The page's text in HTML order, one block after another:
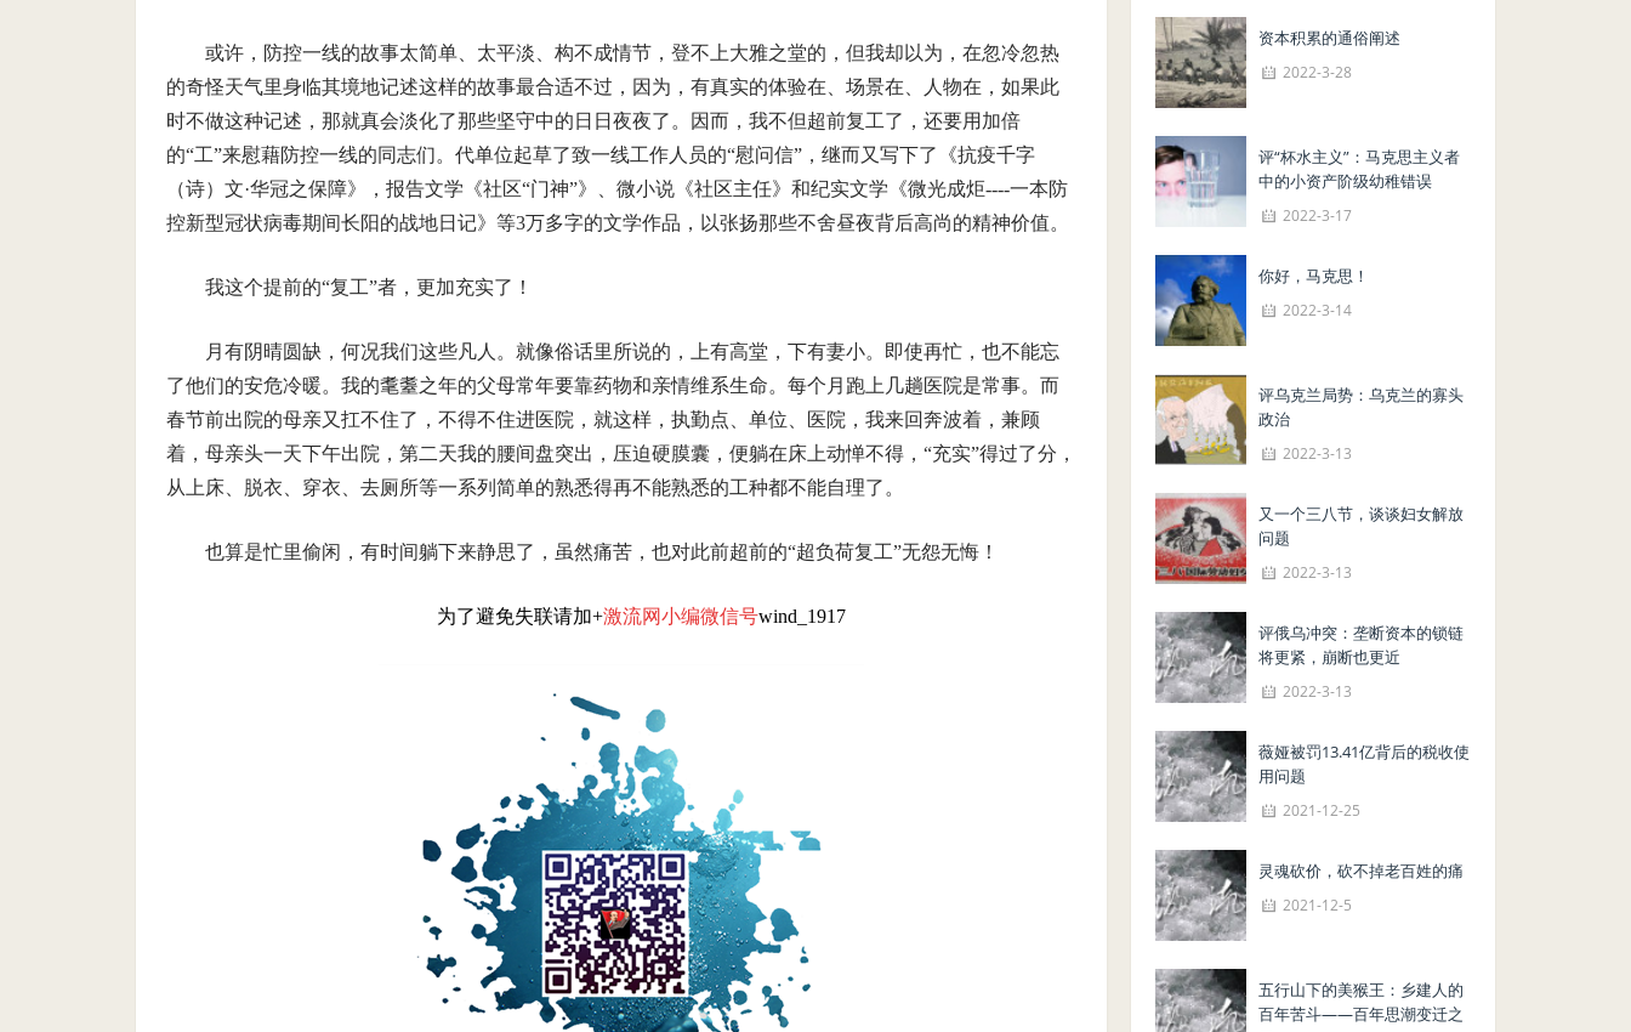
或许，防控一线的故事太简单、太平淡、构不成情节，登不上大雅之堂的，但我却以为，在忽冷忽热
的奇怪天气里身临其境地记述这样的故事最合适不过，因为，有真实的体验在、场景在、人物在，如果此
时不做这种记述，那就真会淡化了那些坚守中的日日夜夜了。因而，我不但超前复工了，还要用加倍
的“工”来慰藉防控一线的同志们。代单位起草了致一线工作人员的“慰问信”，继而又写下了《抗疫千字
（诗）文·华冠之保障》，报告文学《社区“门神”》、微小说《社区主任》和纪实文学《微光成炬----一本防
控新型冠状病毒期间长阳的战地日记》等3万多字的文学作品，以张扬那些不舍昼夜背后高尚的精神价值。
我这个提前的“复工”者，更加充实了！
月有阴晴圆缺，何况我们这些凡人。就像俗话里所说的，上有高堂，下有妻小。即使再忙，也不能忘
了他们的安危冷暖。我的耄耋之年的父母常年要靠药物和亲情维系生命。每个月跑上几趟医院是常事。而
春节前出院的母亲又扛不住了，不得不住进医院，就这样，执勤点、单位、医院，我来回奔波着，兼顾
着，母亲头一天下午出院，第二天我的腰间盘突出，压迫硬膜囊，便躺在床上动惮不得，“充实”得过了分，
从上床、脱衣、穿衣、去厕所等一系列简单的熟悉得再不能熟悉的工种都不能自理了。
也算是忙里偷闲，有时间躺下来静思了，虽然痛苦，也对此前超前的“超负荷复工”无怨无悔！
为了避免失联请加+激流网小编微信号wind_1917
资本积累的通俗阐述
2022-3-28
评“杯水主义”：马克思主义者
中的小资产阶级幼稚错误
2022-3-17
你好，马克思！
2022-3-14
评乌克兰局势：乌克兰的寡头
政治
2022-3-13
又一个三八节，谈谈妇女解放
问题
2022-3-13
评俄乌冲突：垄断资本的锁链
将更紧，崩断也更近
2022-3-13
薇娅被罚13.41亿背后的税收使
用问题
2021-12-25
灵魂砍价，砍不掉老百姓的痛
2021-12-5
五行山下的美猴王：乡建人的
百年苦斗——百年思潮变迁之